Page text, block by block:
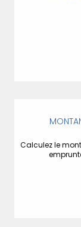
Calculez le